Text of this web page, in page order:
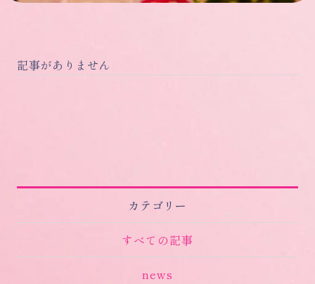
カテゴリー
すべての記事
news
記事がありません